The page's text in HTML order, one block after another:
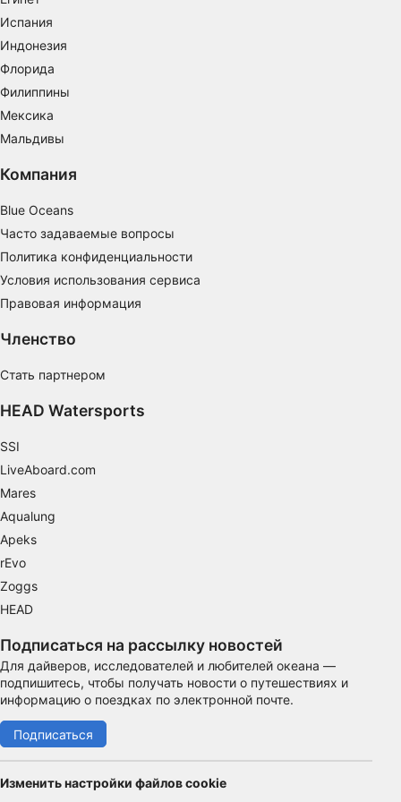
Испания
Индонезия
Флорида
Филиппины
Мексика
Мальдивы
Компания
Blue Oceans
Часто задаваемые вопросы
Политика конфиденциальности
Условия использования сервиса
Правовая информация
Членство
Стать партнером
HEAD Watersports
SSI
LiveAboard.com
Mares
Aqualung
Apeks
rEvo
Zoggs
HEAD
Подписаться на рассылку новостей
Для дайверов, исследователей и любителей океана —
подпишитесь, чтобы получать новости о путешествиях и
информацию о поездках по электронной почте.
Подписаться
Изменить настройки файлов cookie
Определение эффективности контента
Понимание аудитории с помощью
разных источников
выбора контента
Специальные возможности IAB:
Использование точных данных геолокации
Идентификация устройств на основе
Цели обработки, не относящиеся к МВА:
Необходимо
Производительность